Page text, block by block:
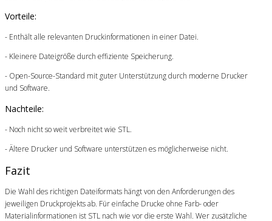
Vorteile:
- Enthält alle relevanten Druckinformationen in einer Datei.
- Kleinere Dateigröße durch effiziente Speicherung.
- Open-Source-Standard mit guter Unterstützung durch moderne Drucker
und Software.
Nachteile:
- Noch nicht so weit verbreitet wie STL.
- Ältere Drucker und Software unterstützen es möglicherweise nicht.
Fazit
Die Wahl des richtigen Dateiformats hängt von den Anforderungen des
jeweiligen Druckprojekts ab. Für einfache Drucke ohne Farb- oder
Materialinformationen ist STL nach wie vor die erste Wahl. Wer zusätzliche